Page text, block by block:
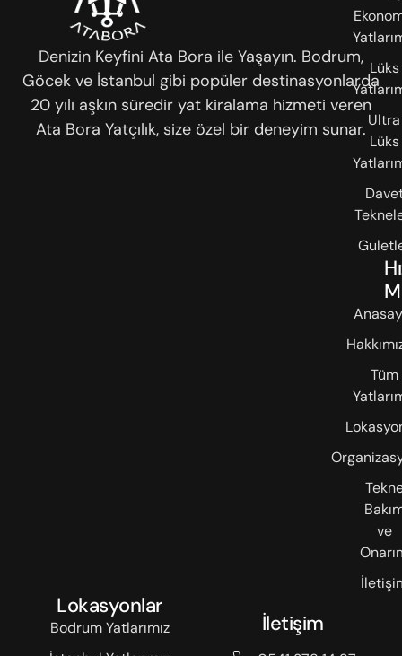
Denizin Keyfini Ata Bora ile Yaşayın. Bodrum,
Göcek ve İstanbul gibi popüler destinasyonlarda
20 yılı aşkın süredir yat kiralama hizmeti veren
Ata Bora Yatçılık, size özel bir deneyim sunar.
Lüks
Ultra
Lüks
Tüm
ve
Lokasyonlar
Bodrum Yatlarımız
İletişim